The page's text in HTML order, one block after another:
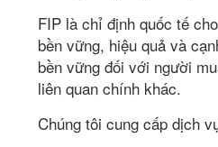
FIP là chỉ định quốc tế
bền vững, hiệu quả và
bền vững đối với người
liên quan chính khác.
Chúng tôi cung cấp dịch